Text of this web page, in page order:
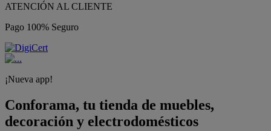
ATENCIÓN AL CLIENTE
Pago 100% Seguro
¡Nueva app!
Conforama, tu tienda de muebles,
decoración y electrodomésticos